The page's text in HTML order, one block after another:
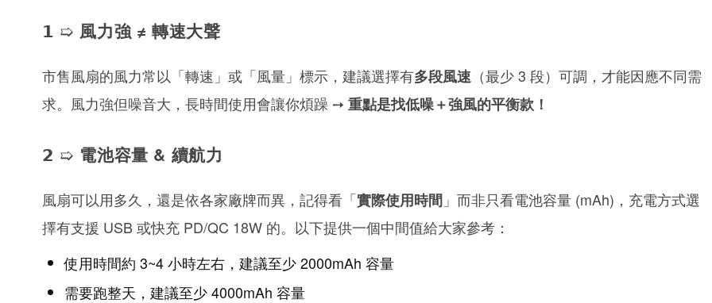
𝟭 ➯ 風力強 ≠ 轉速大聲
市售風扇的風力常以「轉速」或「風量」標示，建議選擇有多段風速 （最少 3 段）可調，才能因應不同需
求。風力強但噪音大，長時間使用會讓你煩躁 ➙ 重點是找低噪＋強風的平衡款！
𝟮 ➯ 電池容量 & 續航力
風扇可以用多久，還是依各家廠牌而異，記得看「實際使用時間 」而非只看電池容量 (mAh)，充電方式選
擇有支援 USB 或快充 PD/QC 18W 的。以下提供一個中間值給大家參考：
使用時間約 3~4 小時左右，建議至少 2000mAh 容量
需要跑整天，建議至少 4000mAh 容量